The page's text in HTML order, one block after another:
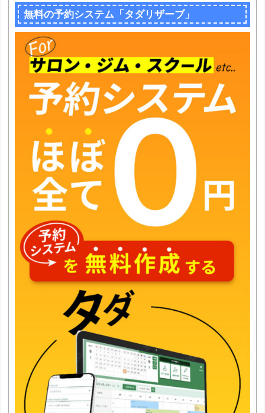
無料の予約システム「タダリザーブ」